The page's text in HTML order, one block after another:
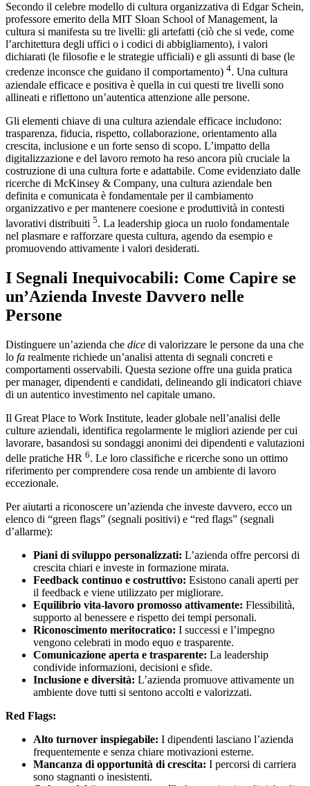
Secondo il celebre modello di cultura organizzativa di Edgar Schein,
professore emerito della MIT Sloan School of Management, la
cultura si manifesta su tre livelli: gli artefatti (ciò che si vede, come
l’architettura degli uffici o i codici di abbigliamento), i valori
dichiarati (le filosofie e le strategie ufficiali) e gli assunti di base (le
credenze inconsce che guidano il comportamento) 4. Una cultura
aziendale efficace e positiva è quella in cui questi tre livelli sono
allineati e riflettono un’autentica attenzione alle persone.
Gli elementi chiave di una cultura aziendale efficace includono:
trasparenza, fiducia, rispetto, collaborazione, orientamento alla
crescita, inclusione e un forte senso di scopo. L’impatto della
digitalizzazione e del lavoro remoto ha reso ancora più cruciale la
costruzione di una cultura forte e adattabile. Come evidenziato dalle
ricerche di McKinsey & Company, una cultura aziendale ben
definita e comunicata è fondamentale per il cambiamento
organizzativo e per mantenere coesione e produttività in contesti
lavorativi distribuiti 5. La leadership gioca un ruolo fondamentale
nel plasmare e rafforzare questa cultura, agendo da esempio e
promuovendo attivamente i valori desiderati.
I Segnali Inequivocabili: Come Capire se
un’Azienda Investe Davvero nelle
Persone
Distinguere un’azienda che dice di valorizzare le persone da una che
lo fa realmente richiede un’analisi attenta di segnali concreti e
comportamenti osservabili. Questa sezione offre una guida pratica
per manager, dipendenti e candidati, delineando gli indicatori chiave
di un autentico investimento nel capitale umano.
Il Great Place to Work Institute, leader globale nell’analisi delle
culture aziendali, identifica regolarmente le migliori aziende per cui
lavorare, basandosi su sondaggi anonimi dei dipendenti e valutazioni
delle pratiche HR 6. Le loro classifiche e ricerche sono un ottimo
riferimento per comprendere cosa rende un ambiente di lavoro
eccezionale.
Per aiutarti a riconoscere un’azienda che investe davvero, ecco un
elenco di “green flags” (segnali positivi) e “red flags” (segnali
d’allarme):
Piani di sviluppo personalizzati: L’azienda offre percorsi di
crescita chiari e investe in formazione mirata.
Feedback continuo e costruttivo: Esistono canali aperti per
il feedback e viene utilizzato per migliorare.
Equilibrio vita-lavoro promosso attivamente: Flessibilità,
supporto al benessere e rispetto dei tempi personali.
Riconoscimento meritocratico: I successi e l’impegno
vengono celebrati in modo equo e trasparente.
Comunicazione aperta e trasparente: La leadership
condivide informazioni, decisioni e sfide.
Inclusione e diversità: L’azienda promuove attivamente un
ambiente dove tutti si sentono accolti e valorizzati.
Red Flags:
Alto turnover inspiegabile: I dipendenti lasciano l’azienda
frequentemente e senza chiare motivazioni esterne.
Mancanza di opportunità di crescita: I percorsi di carriera
sono stagnanti o inesistenti.